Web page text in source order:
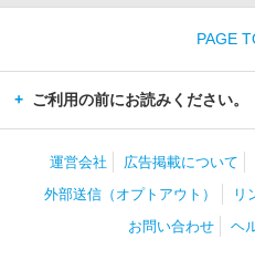
PAGE
ご利用の前にお読みください。
運営会社 広告掲載について
外部送信（オプトアウト）
リ
お問い合わせ
ヘ